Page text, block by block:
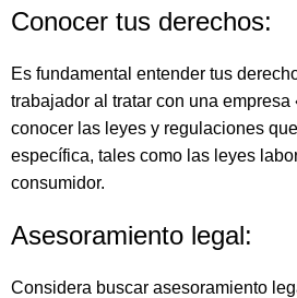
Conocer tus derechos:
Es fundamental entender tus
trabajador al tratar con una empresa
conocer las leyes y regulaciones
específica, tales como las leyes
consumidor.
Asesoramiento legal:
Considera buscar asesoramiento